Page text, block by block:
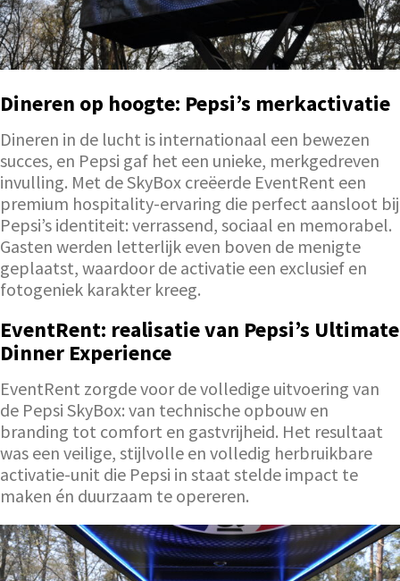
Dineren op hoogte: Pepsi’s merkactivatie
Dineren in de lucht is internationaal een bewezen
succes, en Pepsi gaf het een unieke, merkgedreven
invulling. Met de SkyBox creëerde EventRent een
premium hospitality-ervaring die perfect aansloot bij
Pepsi’s identiteit: verrassend, sociaal en memorabel.
Gasten werden letterlijk even boven de menigte
geplaatst, waardoor de activatie een exclusief en
fotogeniek karakter kreeg.
EventRent: realisatie van Pepsi’s Ultimate
Dinner Experience
EventRent zorgde voor de volledige uitvoering van
de Pepsi SkyBox: van technische opbouw en
branding tot comfort en gastvrijheid. Het resultaat
was een veilige, stijlvolle en volledig herbruikbare
activatie-unit die Pepsi in staat stelde impact te
maken én duurzaam te opereren.